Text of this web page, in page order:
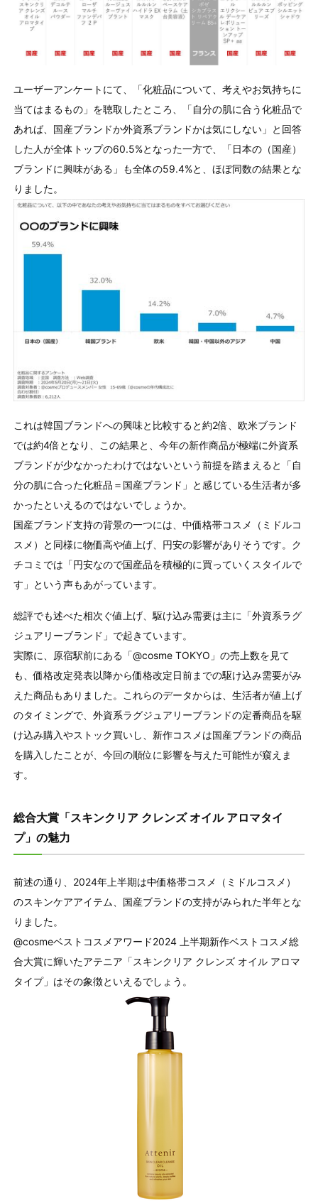
ユーザーアンケートにて、「化粧品について、考えやお気持ちに
当てはまるもの」を聴取したところ、「自分の肌に合う化粧品で
あれば、国産ブランドか外資系ブランドかは気にしない」と回答
した人が全体トップの60.5%となった⼀⽅で、「⽇本の（国産）
ブランドに興味がある」も全体の59.4%と、ほぼ同数の結果とな
りました。
これは韓国ブランドへの興味と⽐較すると約2倍、欧⽶ブランド
では約4倍となり、この結果と、今年の新作商品が極端に外資系
ブランドが少なかったわけではないという前提を踏まえると「⾃
分の肌に合った化粧品＝国産ブランド」と感じている⽣活者が多
かったといえるのではないでしょうか。
国産ブランド支持の背景の一つには、中価格帯コスメ（ミドルコ
スメ）と同様に物価高や値上げ、円安の影響がありそうです。ク
チコミでは「円安なので国産品を積極的に買っていくスタイルで
す」という声もあがっています。
総評でも述べた相次ぐ値上げ、駆け込み需要は主に「外資系ラグ
ジュアリーブランド」で起きています。
実際に、原宿駅前にある「@cosme TOKYO」の売上数を⾒て
も、価格改定発表以降から価格改定⽇前までの駆け込み需要がみ
えた商品もありました。これらのデータからは、⽣活者が値上げ
のタイミングで、外資系ラグジュアリーブランドの定番商品を駆
け込み購入やストック買いし、新作コスメは国産ブランドの商品
を購⼊したことが、今回の順位に影響を与えた可能性が窺えま
す。
総合大賞「スキンクリア クレンズ オイル アロマタイ
プ」の魅力
前述の通り、2024年上半期は中価格帯コスメ（ミドルコスメ）
のスキンケアアイテム、国産ブランドの支持がみられた半年とな
りました。
@cosmeベストコスメアワード2024 上半期新作ベストコスメ総
合大賞に輝いたアテニア「スキンクリア クレンズ オイル アロマ
タイプ」はその象徴といえるでしょう。